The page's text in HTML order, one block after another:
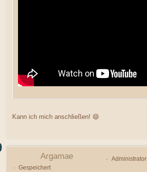
Kann ich mich anschließen! 😄
Argamae
Administrator
Gespeichert